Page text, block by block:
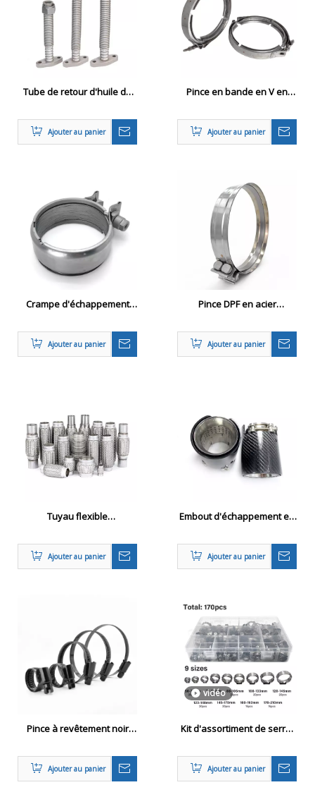
Tube de retour d'huile de
pour turbocompresseur -
OE 5411801422
Ajouter au panier
Pince en bande en V en
boulon pour les systèmes
d'échappement
Ajouter au panier
Crampe d'échappement
Super Duty (2011-2016)
Ajouter au panier
Pince DPF en acier
Ajouter au panier
Tuyau flexible
inoxydable pour les
systèmes automobiles
Ajouter au panier
Embout d'échappement en
Ajouter au panier
Pince à revêtement noir
Ajouter au panier
vidéo
Kit d'assortiment de serre-
grandeur
Ajouter au panier